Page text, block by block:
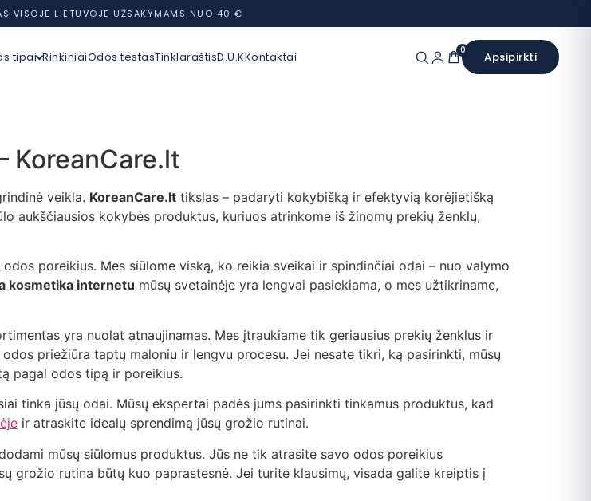
VISOJE LIETUVOJE UŽSAKYMAMS NUO 40 €
tipai RinkiniaiOdos testasTinklaraštisD.U.KKontaktai 0 Apsipirkti
KoreanCare.lt
veikla. KoreanCare.lt tikslas – padaryti kokybišką ir efektyvią korėjietišką
aukščiausios kokybės produktus, kuriuos atrinkome iš žinomų prekių ženklų,
poreikius. Mes siūlome viską, ko reikia sveikai ir spindinčiai odai – nuo valymo
kosmetika internetu mūsų svetainėje yra lengvai pasiekiama, o mes užtikriname,
yra nuolat atnaujinamas. Mes įtraukiame tik geriausius prekių ženklus ir
priežiūra taptų maloniu ir lengvu procesu. Jei nesate tikri, ką pasirinkti, mūsų
pagal odos tipą ir poreikius.
tinka jūsų odai. Mūsų ekspertai padės jums pasirinkti tinkamus produktus, kad
ir atraskite idealų sprendimą jūsų grožio rutinai.
mūsų siūlomus produktus. Jūs ne tik atrasite savo odos poreikius
grožio rutina būtų kuo paprastesnė. Jei turite klausimų, visada galite kreiptis į